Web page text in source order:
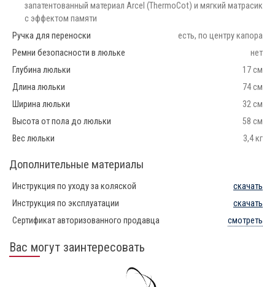
запатентованный материал Arcel (ThermoCot) и мягкий матрасик
с эффектом памяти
Ручка для переноски
есть, по центру капора
Ремни безопасности в люльке
нет
Глубина люльки
17 см
Длина люльки
74 см
Ширина люльки
32 см
Высота от пола до люльки
58 см
Вес люльки
3,4 кг
Дополнительные материалы
Инструкция по уходу за коляской
скачать
Инструкция по эксплуатации
скачать
Сертификат авторизованного продавца
смотреть
Вас могут заинтересовать